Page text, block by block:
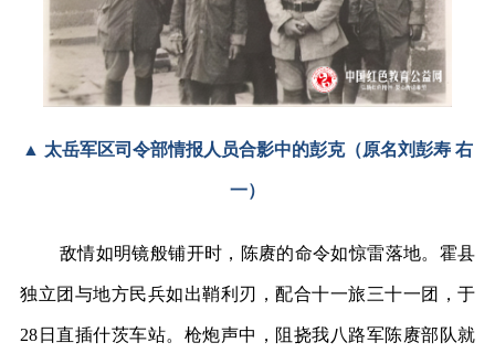
▲ 太岳军区司令部情报人员合影中的彭克（原名刘彭寿 右
一）
敌情如明镜般铺开时，陈赓的命令如惊雷落地。霍县
独立团与地方民兵如出鞘利刃，配合十一旅三十一团，于
28日直插什茨车站。枪炮声中，阻挠我八路军陈赓部队就